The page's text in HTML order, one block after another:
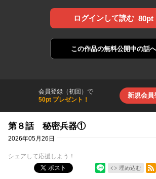
ログインして読む 80pt
この作品の無料公開中の話へ
会員登録（初回）で
50pt プレゼント！
新規会員
第８話 秘密兵器①
2026年05月26日
シェアして応援しよう！
ポスト
埋め込む
RSSフィード